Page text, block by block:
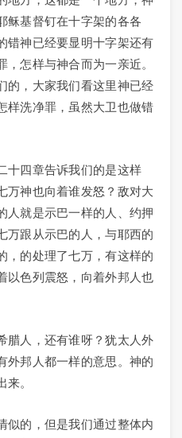
稣基督钉在十字架的各各
错神已经要显明十字架还有
怎样与神合而为一亲近。
的，大家我们看这里神已经
样洗净罪，虽然大卫也做错
十四章告诉我们的是这样
万神也向着谁发怒？敌对大
人就是示巴一样的人、约押
万跟从示巴的人，与耶西的
，的处理了七万，有这样的
以色列震怒，向着外邦人也
腊人，还有谁呀？犹太人外
外邦人都一样的意思。神的
。
似的，但是我们通过整体内